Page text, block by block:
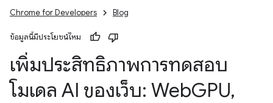
Chrome for Developers Blog
ข้อมูลนี้มีประโยชน์ไหม
เพิ่มประสิทธิภาพการทดสอบ
โมเดล AI ของเว็บ: WebGPU,